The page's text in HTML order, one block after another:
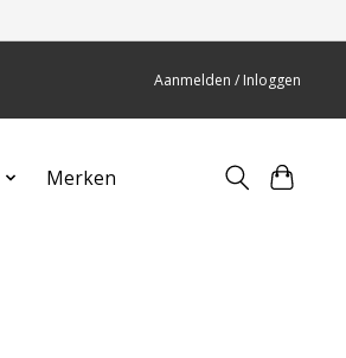
Aanmelden / Inloggen
Merken